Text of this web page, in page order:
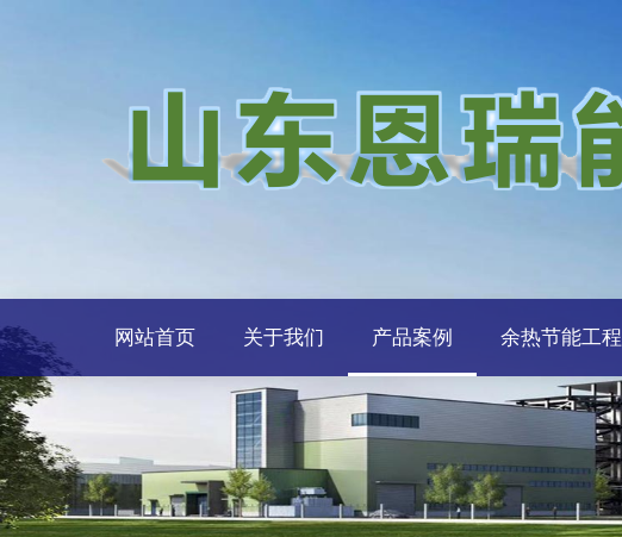
网站首页 关于我们 产品案例 余热节能工程